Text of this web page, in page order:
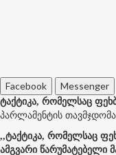
Facebook Messenger
ტაქტიკა, რომელსაც
პარლამენტის
,,ტაქტიკა, რომელსაც
ამგვარი